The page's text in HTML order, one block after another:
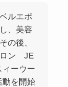
ルエポ
、美容
の後、
ン「JE
ィーウー
動を開始